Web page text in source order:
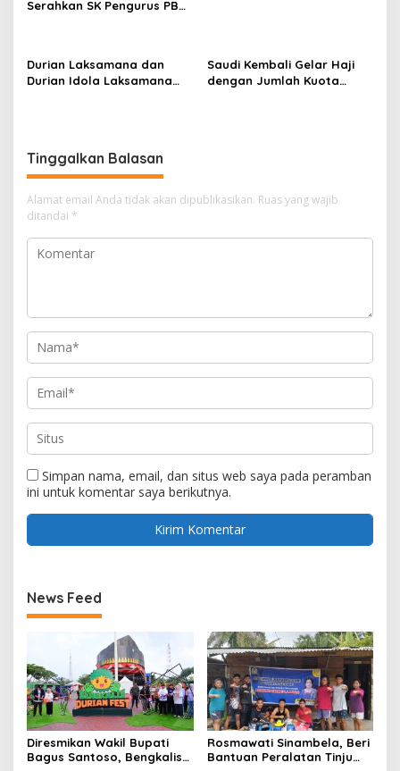
Serahkan SK Pengurus PB
Durian Laksamana dan
Durian Idola Laksamana
Saudi Kembali Gelar Haji
dengan Jumlah Kuota
Tinggalkan Balasan
Alamat email Anda tidak akan dipublikasikan. Ruas yang wajib
ditandai *
Simpan nama, email, dan situs web saya pada peramban
ini untuk komentar saya berikutnya.
News Feed
Diresmikan Wakil Bupati
Bagus Santoso, Bengkalis
Rosmawati Sinambela, Beri
Bantuan Peralatan Tinju